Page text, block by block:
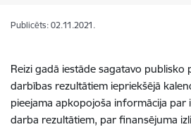
Publicēts: 02.11.2021.
Reizi gadā iestāde sagatavo publisko
darbības rezultātiem iepriekšējā
pieejama apkopojoša informācija par
darba rezultātiem, par finansējuma